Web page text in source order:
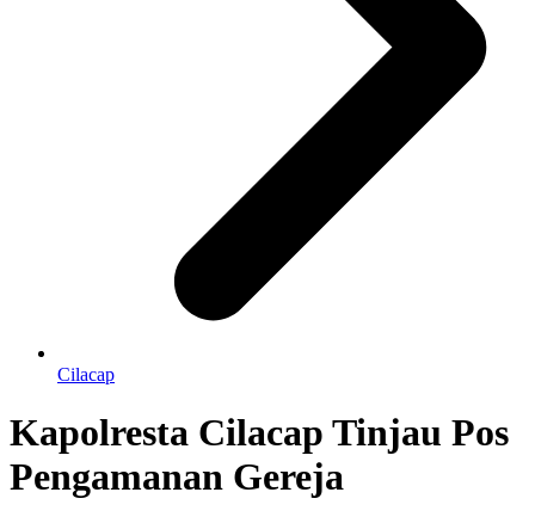
Cilacap
Kapolresta Cilacap Tinjau Pos
Pengamanan Gereja